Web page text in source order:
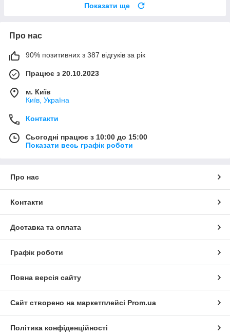
Показати ще
Про нас
90% позитивних з 387 відгуків за рік
Працює з 20.10.2023
м. Київ
Київ, Україна
Контакти
Сьогодні працює з 10:00 до 15:00
Показати весь графік роботи
Про нас
Контакти
Доставка та оплата
Графік роботи
Повна версія сайту
Сайт створено на маркетплейсі Prom.ua
Політика конфіденційності